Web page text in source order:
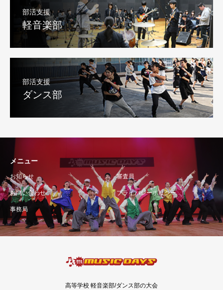
部活支援
軽音楽部
部活支援
ダンス部
メニュー
お知らせ 審査員
お問い合わせ プライバシーポリシー
事務局
高等学校 軽音楽部/ダンス部の大会